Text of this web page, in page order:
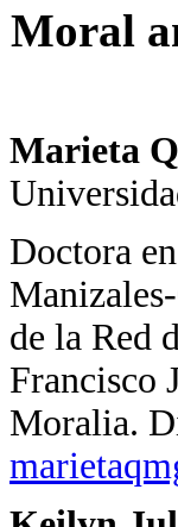
Moral
Marieta
Doctora
de la Red
Francisco
Moralia.